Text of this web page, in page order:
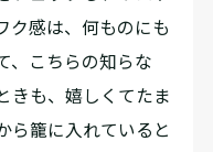
ク感は、何ものにも
、こちらの知らな
きも、嬉しくてたま
ら籠に入れていると